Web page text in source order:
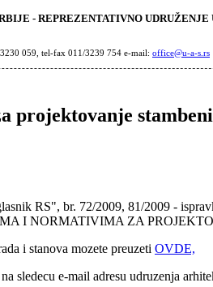
- REPREZENTATIVNO
059, tel-fax 011/3239 754 e-mail: office@u-a-s.rs
RS", br. 72/2009, 81/2009 -
I NORMATIVIMA ZA
i stanova mozete preuzeti OVDE,
sledecu e-mail adresu udruzenja